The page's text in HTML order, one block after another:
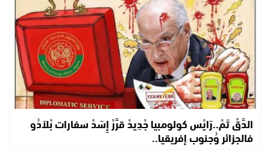
الدَّقْ تَمْ..رَايْس كولومبيا جْدِيدْ قرَّرْ إِسَدْ سفارات بْلاَدُو
فالجزائر وُجنوب إفريقيا..